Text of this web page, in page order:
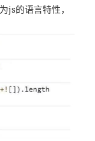
js的语言特性，